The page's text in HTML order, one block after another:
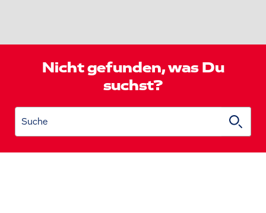
Nicht gefunden, was Du
suchst?
Suche